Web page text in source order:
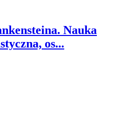
Nauka
os...